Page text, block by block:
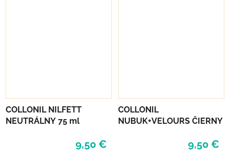
COLLONIL NILFETT
NEUTRÁLNY 75 ml
9,50 €
COLLONIL
NUBUK+VELOURS ČIERNY
9,50 €